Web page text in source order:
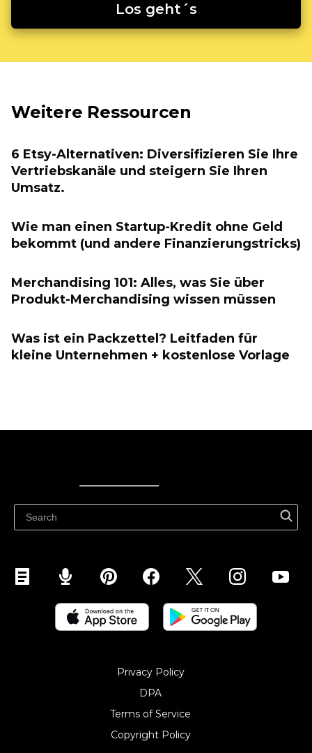
Los geht´s
Weitere Ressourcen
6 Etsy-Alternativen: Diversifizieren Sie Ihre
Vertriebskanäle und steigern Sie Ihren
Umsatz.
Wie man einen Startup-Kredit ohne Geld
bekommt (und andere Finanzierungstricks)
Merchandising 101: Alles, was Sie über
Produkt-Merchandising wissen müssen
Was ist ein Packzettel? Leitfaden für
kleine Unternehmen + kostenlose Vorlage
Privacy Policy
DPA
Terms of Service
Copyright Policy‎